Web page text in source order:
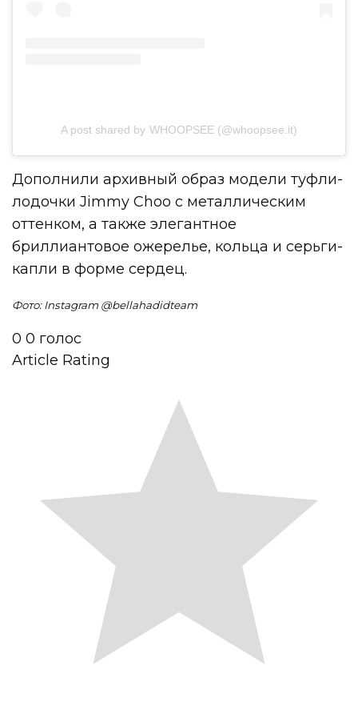
A post shared by WHOOPSEE (@whoopsee.it)
Дополнили архивный образ модели туфли-
лодочки Jimmy Choo с металлическим
оттенком, а также элегантное
бриллиантовое ожерелье, кольца и серьги-
капли в форме сердец.
Фото: Instagram @bellahadidteam
0 0 голос
Article Rating